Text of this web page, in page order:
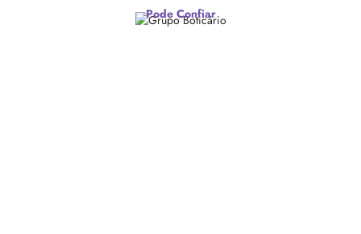
Pode Confiar